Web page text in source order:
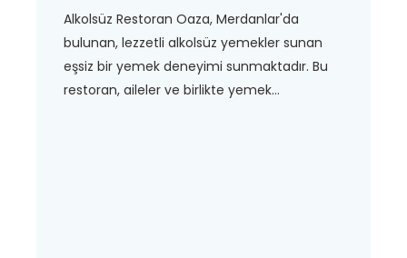
Alkolsüz Restoran Oaza, Merdanlar'da
bulunan, lezzetli alkolsüz yemekler sunan
eşsiz bir yemek deneyimi sunmaktadır. Bu
restoran, aileler ve birlikte yemek...